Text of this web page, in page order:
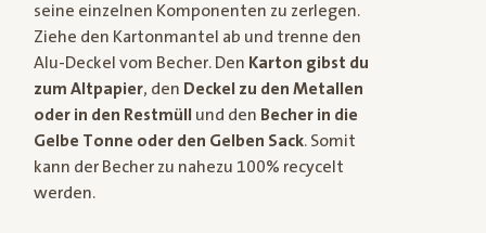
seine einzelnen Komponenten zu zerlegen.
Ziehe den Kartonmantel ab und trenne den
Alu-Deckel vom Becher. Den Karton gibst du
zum Altpapier, den Deckel zu den Metallen
oder in den Restmüll und den Becher in die
Gelbe Tonne oder den Gelben Sack. Somit
kann der Becher zu nahezu 100% recycelt
werden.